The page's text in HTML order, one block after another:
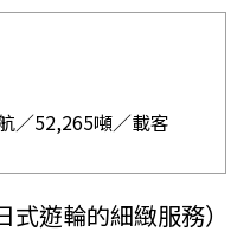
／52,265噸／載客
遊輪的細緻服務）